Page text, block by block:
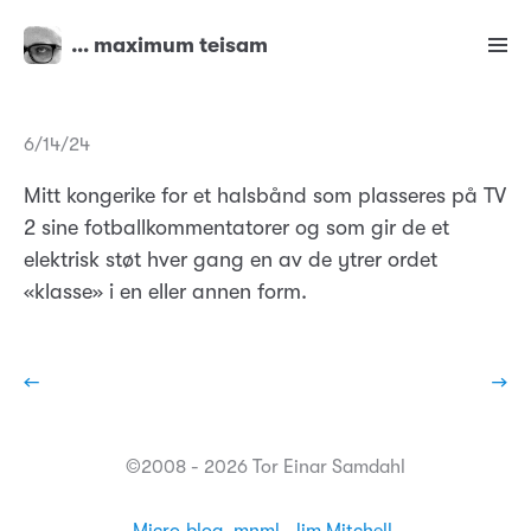
… maximum teisam
6/14/24
Mitt kongerike for et halsbånd som plasseres på TV
2 sine fotballkommentatorer og som gir de et
elektrisk støt hver gang en av de ytrer ordet
«klasse» i en eller annen form.
← →
©2008 - 2026 Tor Einar Samdahl